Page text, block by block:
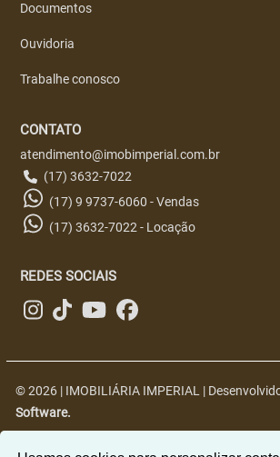
Documentos
Ouvidoria
Trabalhe conosco
CONTATO
atendimento@imobimperial.com.br
(17) 3632-7022
(17) 9 9737-6060 - Vendas
(17) 3632-7022 - Locação
REDES SOCIAIS
© 2026 | IMOBILIÁRIA IMPERIAL |
Software.